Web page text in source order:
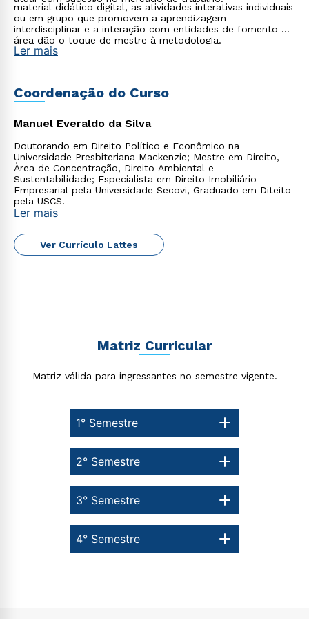
material didático digital, as atividades interativas individuais
ou em grupo que promovem a aprendizagem
interdisciplinar e a interação com entidades de fomento da
área dão o toque de mestre à metodologia.
Ler mais
Coordenação do Curso
Manuel Everaldo da Silva
Doutorando em Direito Político e Econômico na
Universidade Presbiteriana Mackenzie; Mestre em Direito,
Àrea de Concentração, Direito Ambiental e
Sustentabilidade; Especialista em Direito Imobiliário
Empresarial pela Universidade Secovi, Graduado em Diteito
pela USCS.
Ler mais
Ver Currículo Lattes
Matriz Curricular
Matriz válida para ingressantes no semestre vigente.
1° Semestre
4° Semestre
3° Semestre
2° Semestre
ou
Estou de acordo com a
envio de conteúdos da Cruzeiro do Sul.